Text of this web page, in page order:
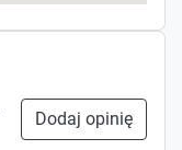
Dodaj opinię